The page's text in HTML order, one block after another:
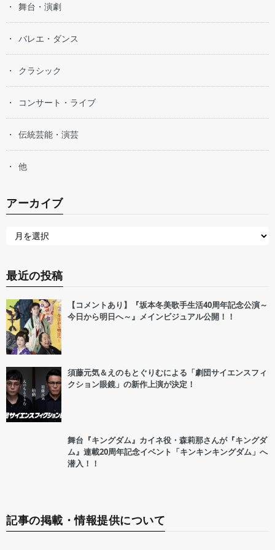
舞台・演劇
バレエ・ダンス
クラシック
コンサート・ライブ
伝統芸能・演芸
他
アーカイブ
最近の投稿
【コメントあり】『坂本冬美歌手生活40周年記念公演～
今日から明日へ～』メインビジュアル公開！！
須藤元気＆えのもとぐりむによる「劇団サイエンスフィ
クション眼鏡」の新作上演が決定！
舞台『キングダム』カイネ役・森莉那さんが『キングダ
ム』連載20周年記念イベント「キンキンキングダム」へ
潜入！！
記事の掲載・情報提供について